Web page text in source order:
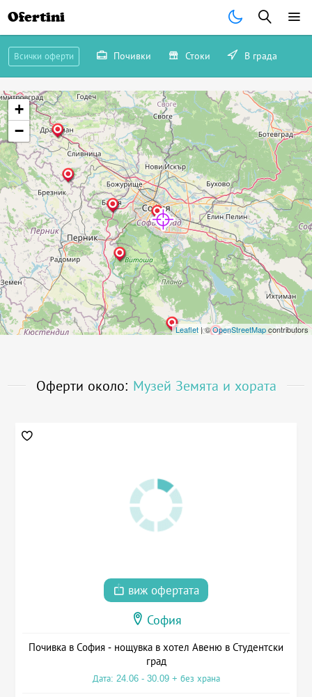
Ofertini
Всички оферти Почивки Стоки В града
+
−
Leaflet | ©OpenStreetMapcontributors
Оферти около: Музей Земята и хората
виж офертата
София
Почивка в София - нощувка в хотел Авеню в Студентски
град
Дата: 24.06 - 30.09 + без храна